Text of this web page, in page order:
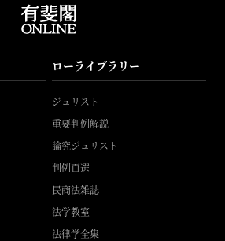
ローライブラリー
ジュリスト
重要判例解説
論究ジュリスト
判例百選
民商法雑誌
法学教室
法律学全集